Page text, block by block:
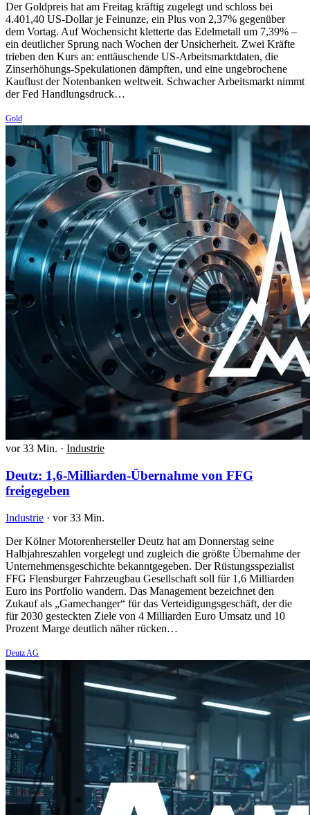
Der Goldpreis hat am Freitag kräftig zugelegt und schloss bei
4.401,40 US-Dollar je Feinunze, ein Plus von 2,37% gegenüber
dem Vortag. Auf Wochensicht kletterte das Edelmetall um 7,39% –
ein deutlicher Sprung nach Wochen der Unsicherheit. Zwei Kräfte
trieben den Kurs an: enttäuschende US-Arbeitsmarktdaten, die
Zinserhöhungs-Spekulationen dämpften, und eine ungebrochene
Kauflust der Notenbanken weltweit. Schwacher Arbeitsmarkt nimmt
der Fed Handlungsdruck…
Gold
vor 33 Min. · Industrie
Deutz: 1,6-Milliarden-Übernahme von FFG
freigegeben
Industrie · vor 33 Min.
Der Kölner Motorenhersteller Deutz hat am Donnerstag seine
Halbjahreszahlen vorgelegt und zugleich die größte Übernahme der
Unternehmensgeschichte bekanntgegeben. Der Rüstungsspezialist
FFG Flensburger Fahrzeugbau Gesellschaft soll für 1,6 Milliarden
Euro ins Portfolio wandern. Das Management bezeichnet den
Zukauf als „Gamechanger“ für das Verteidigungsgeschäft, der die
für 2030 gesteckten Ziele von 4 Milliarden Euro Umsatz und 10
Prozent Marge deutlich näher rücken…
Deutz AG